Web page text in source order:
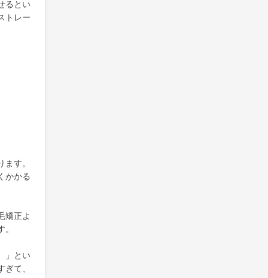
るとい
トレー
す。
かかる
矯正よ
」とい
て、